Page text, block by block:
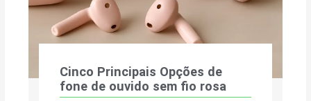
Cinco Principais Opções de
fone de ouvido sem fio rosa